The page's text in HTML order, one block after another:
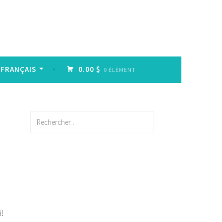
FRANÇAIS 0.00 $ 0 ÉLÉMENT